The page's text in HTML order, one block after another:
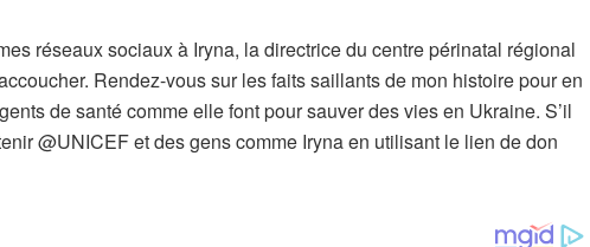
réseaux sociaux à Iryna, la directrice du centre périnatal régional
Rendez-vous sur les faits saillants de mon histoire pour en
de santé comme elle font pour sauver des vies en Ukraine. S’il
@UNICEF et des gens comme Iryna en utilisant le lien de don